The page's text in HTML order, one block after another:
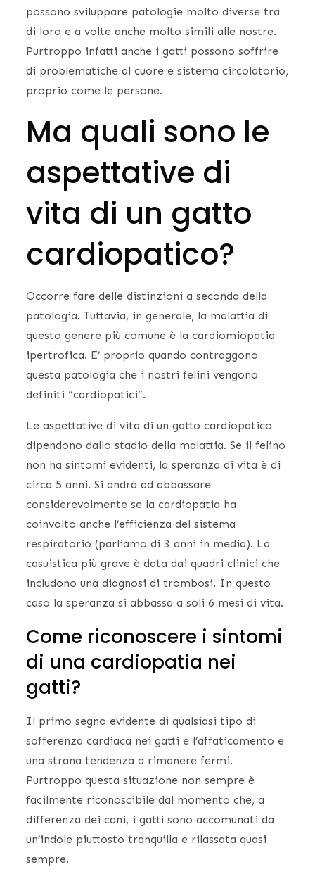
possono sviluppare patologie molto diverse tra
di loro e a volte anche molto simili alle nostre.
Purtroppo infatti anche i gatti possono soffrire
di problematiche al cuore e sistema circolatorio,
proprio come le persone.
Ma quali sono le
aspettative di
vita di un gatto
cardiopatico?
Occorre fare delle distinzioni a seconda della
patologia. Tuttavia, in generale, la malattia di
questo genere più comune è la cardiomiopatia
ipertrofica. E’ proprio quando contraggono
questa patologia che i nostri felini vengono
definiti “cardiopatici”.
Le aspettative di vita di un gatto cardiopatico
dipendono dallo stadio della malattia. Se il felino
non ha sintomi evidenti, la speranza di vita è di
circa 5 anni. Si andrà ad abbassare
considerevolmente se la cardiopatia ha
coinvolto anche l’efficienza del sistema
respiratorio (parliamo di 3 anni in media). La
casuistica più grave è data dai quadri clinici che
includono una diagnosi di trombosi. In questo
caso la speranza si abbassa a soli 6 mesi di vita.
Come riconoscere i sintomi
di una cardiopatia nei
gatti?
Il primo segno evidente di qualsiasi tipo di
sofferenza cardiaca nei gatti è l’affaticamento e
una strana tendenza a rimanere fermi.
Purtroppo questa situazione non sempre è
facilmente riconoscibile dal momento che, a
differenza dei cani, i gatti sono accomunati da
un’indole piuttosto tranquilla e rilassata quasi
sempre.